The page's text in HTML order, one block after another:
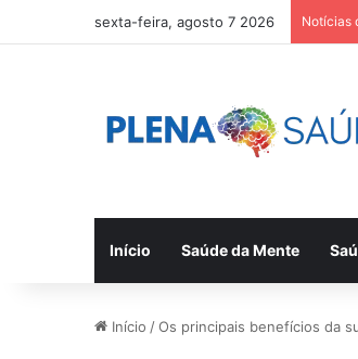
sexta-feira, agosto 7 2026 Notícias
Início Saúde da Mente
Início /Os principais benefícios da